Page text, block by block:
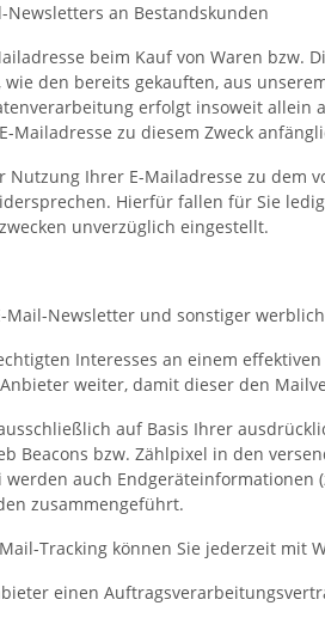
Newsletters an Bestandskunden
beim Kauf von Waren
den bereits gekauften, aus
erfolgt insoweit allein
Mailadresse zu diesem Zweck
Nutzung Ihrer E-Mailadresse zu
Hierfür fallen für Sie
unverzüglich eingestellt.
Mail-Newsletter und sonstiger
Interesses an einem
Anbieter weiter, damit dieser den
auf Basis Ihrer
Beacons bzw. Zählpixel in den
werden auch
zusammengeführt.
Tracking können Sie jederzeit mit
einen